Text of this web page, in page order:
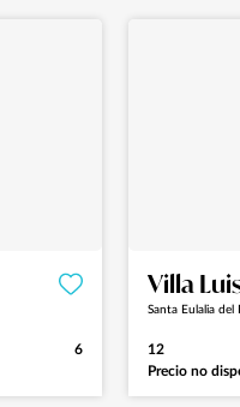
6
Villa
Santa Eulalia del
Precio no